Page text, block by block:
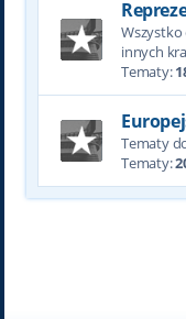
Wszystko
innych
Tematy:
Tematy
Tematy: